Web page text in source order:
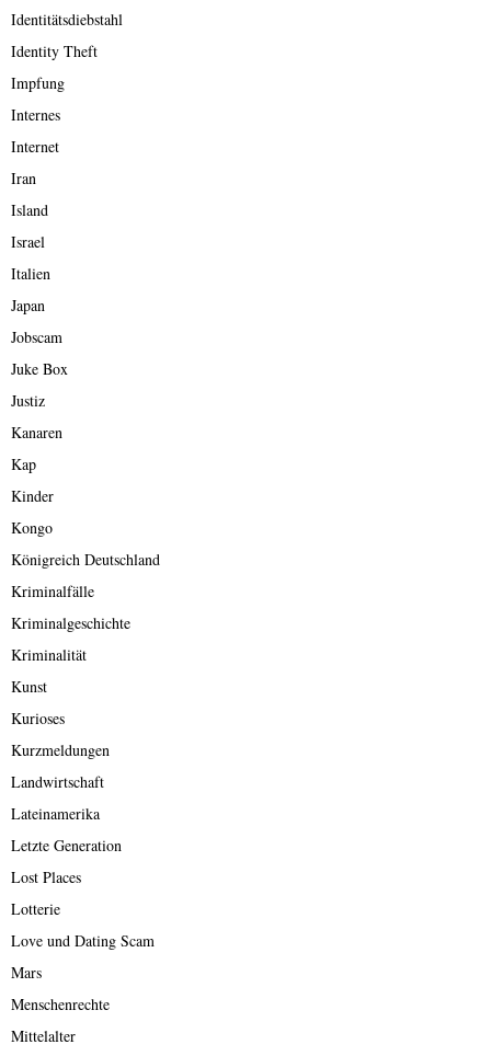
Identitätsdiebstahl
Identity Theft
Impfung
Internes
Internet
Iran
Island
Israel
Italien
Japan
Jobscam
Juke Box
Justiz
Kanaren
Kap
Kinder
Kongo
Königreich Deutschland
Kriminalfälle
Kriminalgeschichte
Kriminalität
Kunst
Kurioses
Kurzmeldungen
Landwirtschaft
Lateinamerika
Letzte Generation
Lost Places
Lotterie
Love und Dating Scam
Mars
Menschenrechte
Mittelalter